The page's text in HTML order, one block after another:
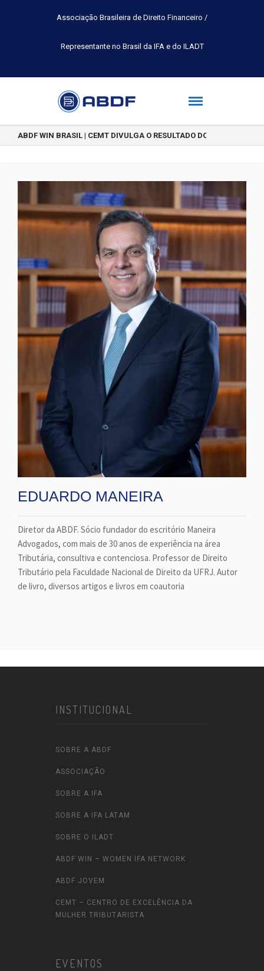
Associação Brasileira de Direito Financeiro /
Representante no Brasil da IFA e do ILADT
ABDF WIN BRASIL | CEMT DIVULGA O RESULTADO DO CONCURSO
EDUARDO MANEIRA
Diretor da ABDF. Sócio fundador do escritório Maneira
Advogados, com mais de 30 anos de experiência na área
Tributária, consultiva e contenciosa. Professor de Direito
Tributário pela Faculdade Nacional de Direito da UFRJ. Autor
de livro, diversos artigos e livros em coautoria
INSTITUCIONAL
SOBRE A ABDF
ASSOCIAÇÃO
SOBRE A IFA
SOBRE A IFA LATAM
SOBRE O ILADT
ABDF WIN – WOMEN IFA NETWORK
ABDF JOVEM
CEMT – CENTRO DE EXCELÊNCIA DA
MULHER TRIBUTARISTA
EVENTOS